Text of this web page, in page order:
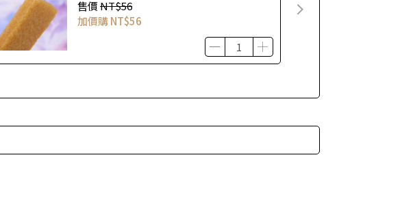
售價NT$56
加價購NT$56